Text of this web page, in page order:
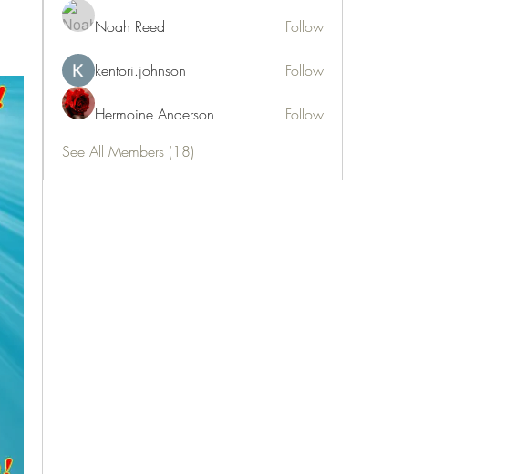
Noah Reed Follow
kentori.johnson Follow
Hermoine Anderson
Follow
See All Members (18)